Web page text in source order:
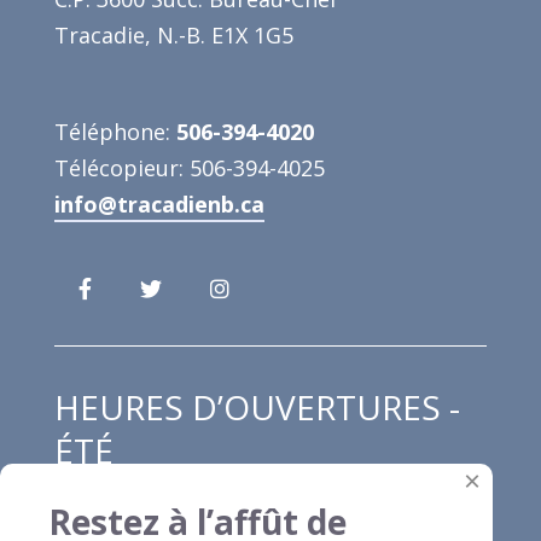
Tracadie, N.-B. E1X 1G5
Téléphone: 506-394-4020
Télécopieur: 506-394-4025
info@tracadienb.ca
HEURES D’OUVERTURES -
ÉTÉ
Lundi au jeudi : 8h00 à 12h00 et de 13h00
×
Restez à l’affût de